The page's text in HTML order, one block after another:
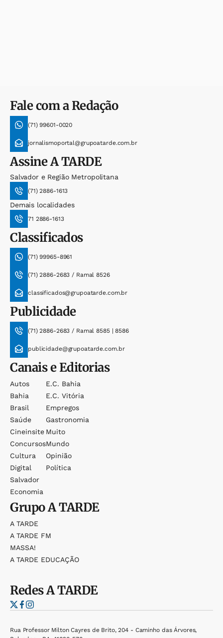
Fale com a Redação
(71) 99601-0020
jornalismoportal@grupoatarde.com.br
AssineA TARDE
Salvador e Região Metropolitana
(71) 2886-1613
Demais localidades
71 2886-1613
Classificados
(71) 99965-8961
(71) 2886-2683 / Ramal 8526
classificados@grupoatarde.com.br
Publicidade
(71) 2886-2683 / Ramal 8585 | 8586
publicidade@grupoatarde.com.br
Canais e Editorias
Autos
Bahia
Brasil
Saúde
Cineinsite
Concursos
Cultura
Digital
Salvador
Economia
E.c. Bahia
E.c. Vitória
Empregos
Gastronomia
Muito
Mundo
Opinião
Política
GrupoA TARDE
A TARDE
A TARDE FM
MASSA!
A TARDE EDUCAÇÃO
RedesA TARDE
Rua Professor Milton Cayres de Brito, 204 - Caminho das Árvores,